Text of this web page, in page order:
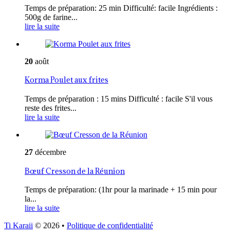
Temps de préparation: 25 min Difficulté: facile Ingrédients :
500g de farine...
lire la suite
20 août
Korma Poulet aux frites
Temps de préparation : 15 mins Difficulté : facile S'il vous
reste des frites...
lire la suite
27 décembre
Bœuf Cresson de la Réunion
Temps de préparation: (1hr pour la marinade + 15 min pour
la...
lire la suite
Ti Karaii © 2026 • Politique de confidentialité